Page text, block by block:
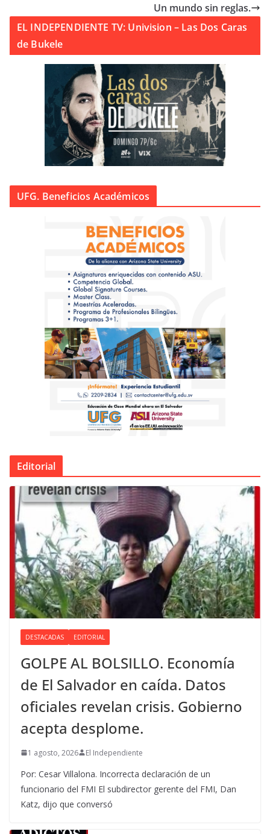
Un mundo sin reglas.
EL INDEPENDIENTE TV: Univision – Las Dos Caras
de Bukele
UFG. Beneficios Académicos
Editorial
DESTACADAS EDITORIAL
GOLPE AL BOLSILLO. Economía
de El Salvador en caída. Datos
oficiales revelan crisis. Gobierno
acepta desplome.
1 agosto, 2026 El Independiente
Por: Cesar Villalona. Incorrecta declaración de un
funcionario del FMI El subdirector gerente del FMI, Dan
Katz, dijo que conversó